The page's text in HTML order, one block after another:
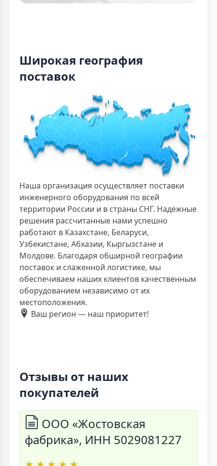
Широкая география
поставок
Наша организация осуществляет поставки
инженерного оборудования по всей
территории России и в страны СНГ. Надёжные
решения рассчитанные нами успешно
работают в Казахстане, Беларуси,
Узбекистане, Абхазии, Кыргызстане и
Молдове. Благодаря обширной географии
поставок и слаженной логистике, мы
обеспечиваем наших клиентов качественным
оборудованием независимо от их
местоположения.
Ваш регион — наш приоритет!
Отзывы от наших
покупателей
ООО «Жостовская
фабрика», ИНН 5029081227